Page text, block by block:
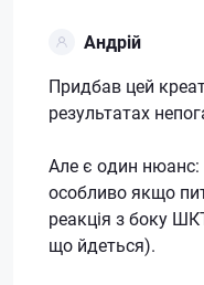
Андрій
Придбав цей
результатах
Але є один нюанс:
особливо якщо
реакція з боку
що йдеться).